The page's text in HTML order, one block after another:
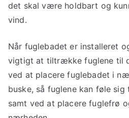
det skal være holdbart og
vind.
Når fuglebadet er installeret
vigtigt at tiltrække fuglene til
ved at placere fuglebadet i
buske, så fuglene kan føle
samt ved at placere fuglefrø